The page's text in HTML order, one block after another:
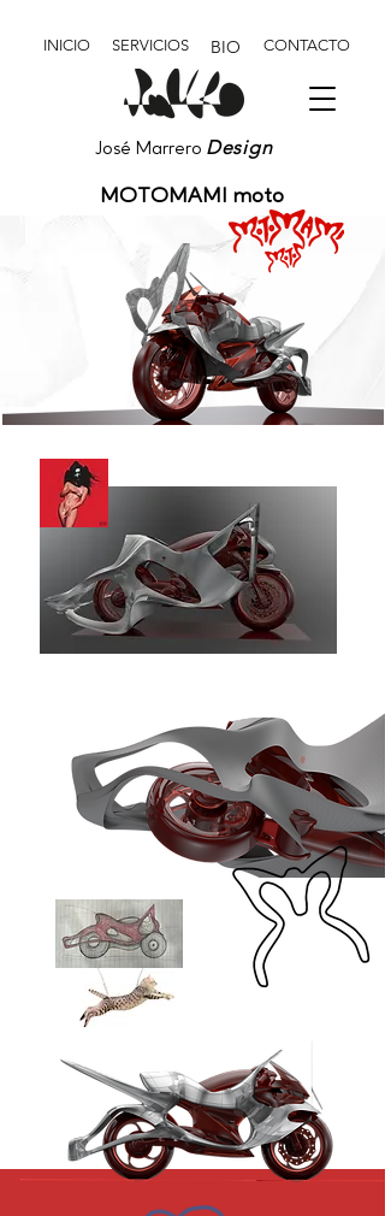
SERVICIOS
INICIO CONTACTO
BIO
José Marrero Design
MOTOMAMI moto